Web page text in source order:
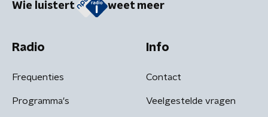
Wie luistert weet meer
Radio
Frequenties
Programma's
Info
Contact
Veelgestelde vragen